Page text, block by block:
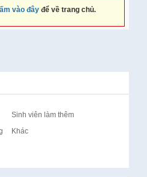
vào đây để về trang chủ.
Sinh viên làm thêm
Khác